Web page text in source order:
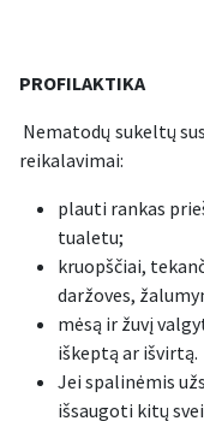
PROFILAKTIKA
Nematodų sukeltų
reikalavimai:
plauti rankas
tualetu;
kruopščiai,
daržoves,
mėsą ir žuvį
iškeptą ar išvirtą.
Jei spalinėmis
išsaugoti kitų